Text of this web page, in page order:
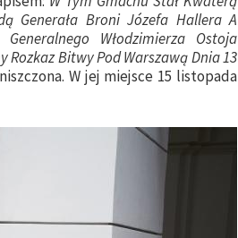
Generała Broni Józefa Hallera A
Włodzimierza Ostoja
Rozkaz Bitwy Pod Warszawą Dnia 13
W jej miejsce 15 listopada